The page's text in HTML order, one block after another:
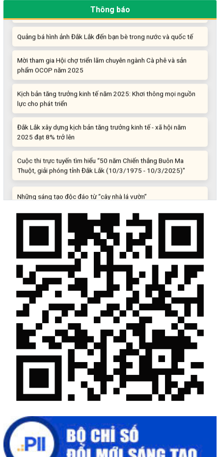
Thông báo
Quảng bá hình ảnh Đắk Lắk đến bạn bè trong nước và quốc tế
Mời tham gia Hội chợ triển lãm chuyên ngành Cà phê và sản
phẩm OCOP năm 2025
Kịch bản tăng trưởng kinh tế năm 2025: Khơi thông mọi nguồn
lực cho phát triển
Đắk Lắk xây dựng kịch bản tăng trưởng kinh tế - xã hội năm
2025 đạt 8% trở lên
Cuộc thi trực tuyến tìm hiểu “50 năm Chiến thắng Buôn Ma
Thuột, giải phóng tỉnh Đắk Lắk (10/3/1975 - 10/3/2025)"
Những sáng tạo độc đáo từ “cây nhà lá vườn”
Gam màu sáng trong bức tranh khởi nghiệp đổi mới sáng tạo
Khi khoa học - công nghệ chưa có sự đột phá
Chế biến sâu – Nâng cao giá trị nông sản
Quảng bá hình ảnh Đắk Lắk đến bạn bè trong nước và quốc tế
Mời tham gia Hội chợ triển lãm chuyên ngành Cà phê và sản
Kịch bản tăng trưởng kinh tế năm 2025: Khơi thông mọi nguồn
Đắk Lắk xây dựng kịch bản tăng trưởng kinh tế - xã hội năm
Cuộc thi trực tuyến tìm hiểu “50 năm Chiến thắng Buôn Ma
Thuột, giải phóng tỉnh Đắk Lắk (10/3/1975 - 10/3/2025)"